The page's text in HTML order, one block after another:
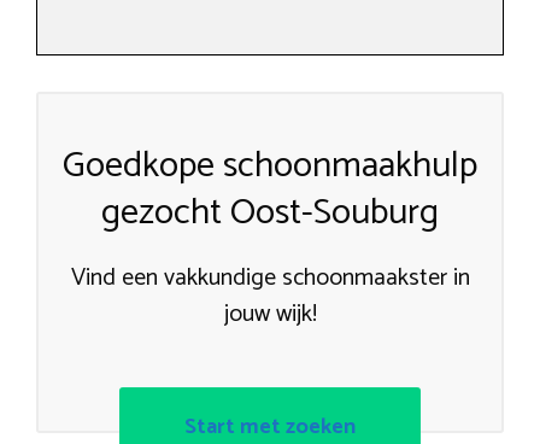
Goedkope schoonmaakhulp
gezocht Oost-Souburg
Vind een vakkundige schoonmaakster in
jouw wijk!
Start met zoeken